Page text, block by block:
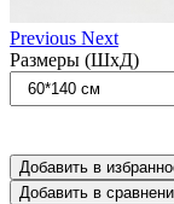
Previous Next
Размеры (ШxД)
Добавить в
Добавить в